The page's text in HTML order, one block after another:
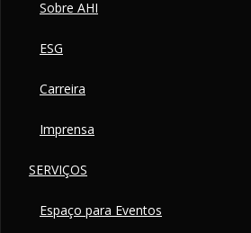
Sobre AHI
ESG
Carreira
Imprensa
SERVIÇOS
Espaço para Eventos